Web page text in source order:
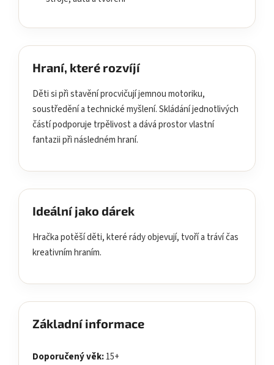
Hraní, které rozvíjí
Děti si při stavění procvičují jemnou motoriku,
soustředění a technické myšlení. Skládání jednotlivých
částí podporuje trpělivost a dává prostor vlastní
fantazii při následném hraní.
Ideální jako dárek
Hračka potěší děti, které rády objevují, tvoří a tráví čas
kreativním hraním.
Základní informace
Doporučený věk:15+